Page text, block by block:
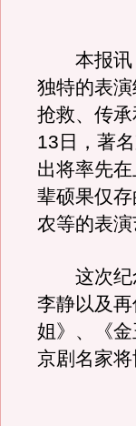
本报讯（
独特的表
抢救、传
13日，著
出将率先
辈硕果仅
农等的表演
这次纪念
李静以及
姐》、《
京剧名家将